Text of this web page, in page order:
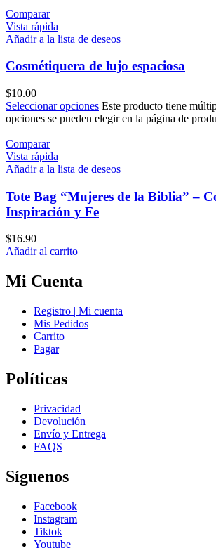
Comparar
Vista rápida
Añadir a la lista de deseos
Cosmétiquera de lujo espaciosa
$10.00
Seleccionar opciones Este producto tiene
opciones se pueden elegir en la página de
Comparar
Vista rápida
Añadir a la lista de deseos
Tote Bag “Mujeres de la Biblia” –
Inspiración y Fe
$16.90
Añadir al carrito
Mi Cuenta
Registro | Mi cuenta
Mis Pedidos
Carrito
Pagar
Políticas
Privacidad
Devolución
Envío y Entrega
FAQS
Síguenos
Facebook
Instagram
Tiktok
Youtube